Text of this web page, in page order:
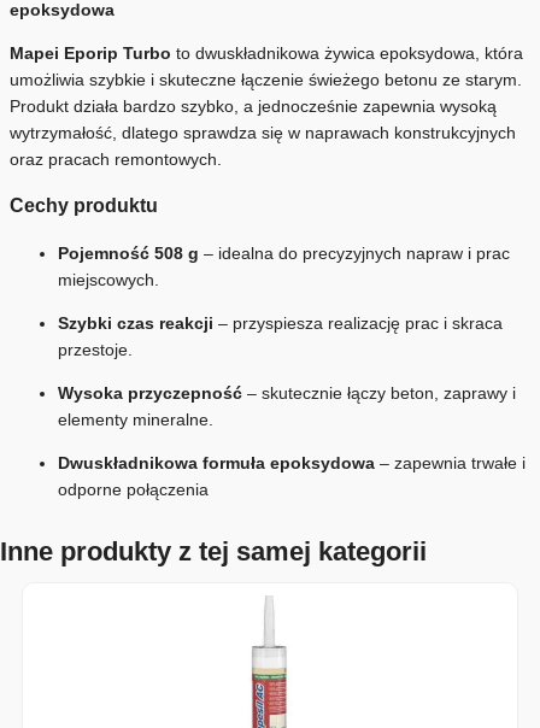
epoksydowa
Mapei Eporip Turbo to dwuskładnikowa żywica epoksydowa, która
umożliwia szybkie i skuteczne łączenie świeżego betonu ze starym.
Produkt działa bardzo szybko, a jednocześnie zapewnia wysoką
wytrzymałość, dlatego sprawdza się w naprawach konstrukcyjnych
oraz pracach remontowych.
Cechy produktu
Pojemność 508 g – idealna do precyzyjnych napraw i prac
miejscowych.
Szybki czas reakcji – przyspiesza realizację prac i skraca
przestoje.
Wysoka przyczepność – skutecznie łączy beton, zaprawy i
elementy mineralne.
Dwuskładnikowa formuła epoksydowa – zapewnia trwałe i
odporne połączenia
Inne produkty z tej samej kategorii